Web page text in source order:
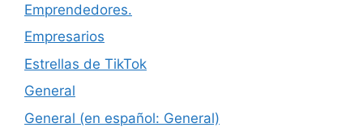
Emprendedores.
Empresarios
Estrellas de TikTok
General
General (en español: General)